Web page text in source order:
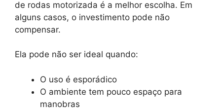
de rodas motorizada é a melhor escolha. Em
alguns casos, o investimento pode não
compensar.
Ela pode não ser ideal quando:
O uso é esporádico
O ambiente tem pouco espaço para
manobras